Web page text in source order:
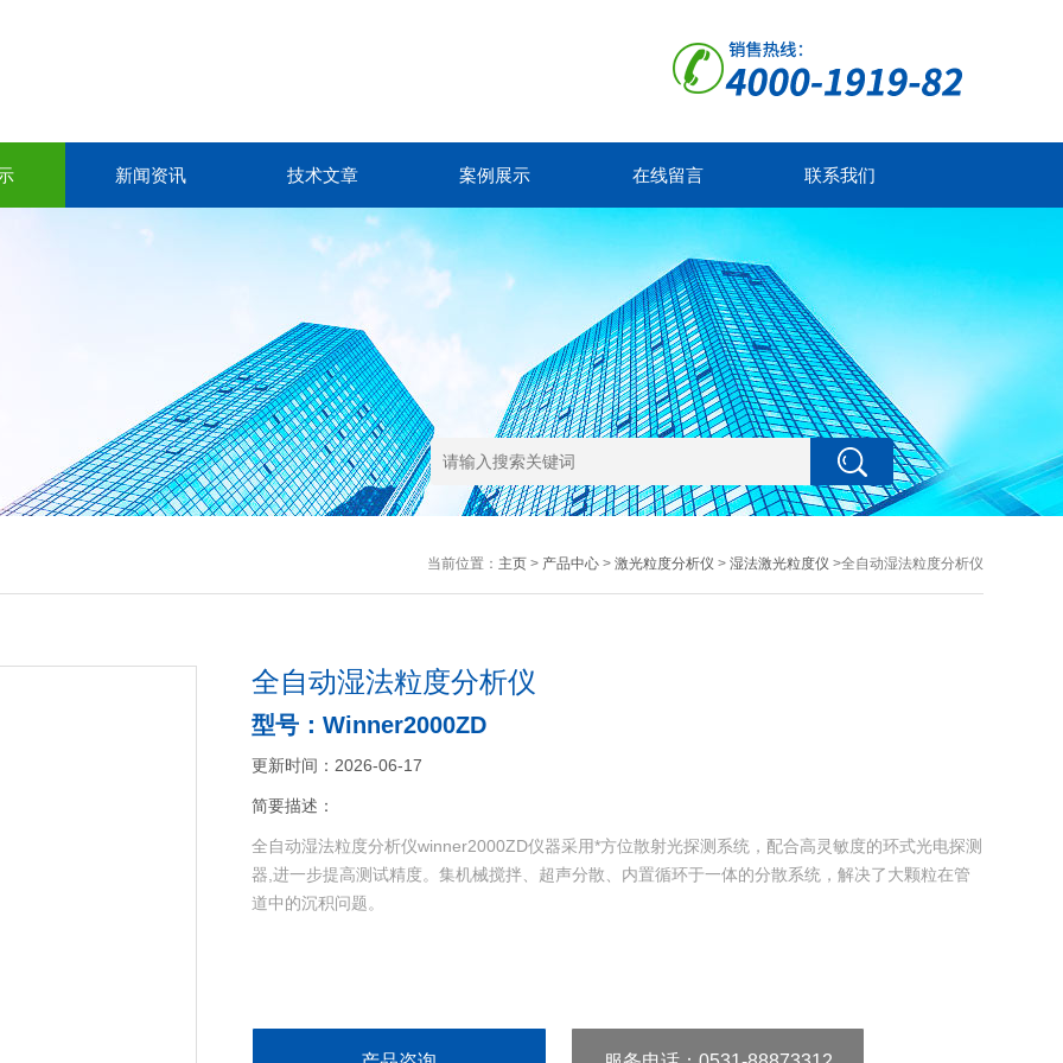
新闻资讯 技术文章 案例展示 在线留言 联系我们
当前位置： 主页> 产品中心> 激光粒度分析仪 > 湿法激光粒度仪 >全自动湿法粒度分析仪
全自动湿法粒度分析仪
型号：Winner2000ZD
更新时间：2026-06-17
简要描述：
全自动湿法粒度分析仪winner2000ZD仪器采用*方位散射光探测系统，配合高灵敏度的环式光电探测
器,进一步提高测试精度。集机械搅拌、超声分散、内置循环于一体的分散系统，解决了大颗粒在管
道中的沉积问题。